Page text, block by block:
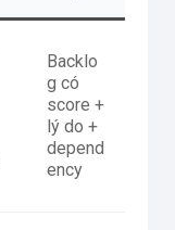
Backlo
g có
score +
lý do +
depend
ency